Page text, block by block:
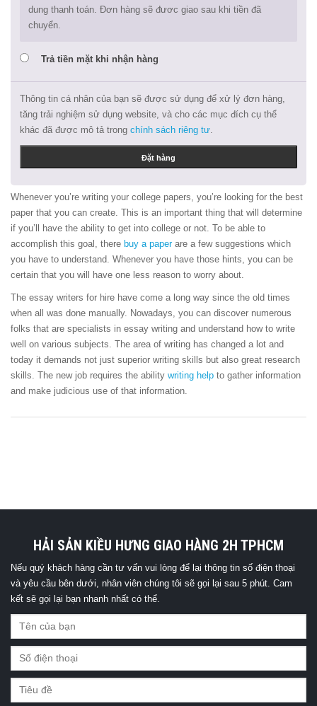
dung thanh toán. Đơn hàng sẽ đươc giao sau khi tiền đã
chuyển.
Trả tiền mặt khi nhận hàng
Thông tin cá nhân của bạn sẽ được sử dụng để xử lý đơn hàng,
tăng trải nghiệm sử dụng website, và cho các mục đích cụ thể
khác đã được mô tả trong chính sách riêng tư
Đặt hàng
Whenever you’re writing your college papers, you’re looking for the best
paper that you can create. This is an important thing that will determine
if you’ll have the ability to get into college or not. To be able to
accomplish this goal, there buy a paperare a few suggestions which
you have to understand. Whenever you have those hints, you can be
certain that you will have one less reason to worry about.
The essay writers for hire have come a long way since the old times
when all was done manually. Nowadays, you can discover numerous
folks that are specialists in essay writing and understand how to write
well on various subjects. The area of writing has changed a lot and
today it demands not just superior writing skills but also great research
skills. The new job requires the ability writing help to gather information
and make judicious use of that information.
HẢI SẢN KIỀU HƯNG GIAO HÀNG 2H TPHCM
Nếu quý khách hàng cần tư vấn vui lòng để lại thông tin số điện thoại
và yêu cầu bên dưới, nhân viên chúng tôi sẽ gọi lại sau 5 phút. Cam
kết sẽ gọi lại bạn nhanh nhất có thể.